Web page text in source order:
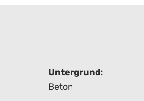
Untergrund:
Beton